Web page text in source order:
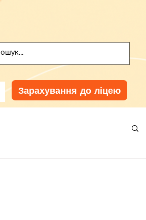
Зарахування до ліцею